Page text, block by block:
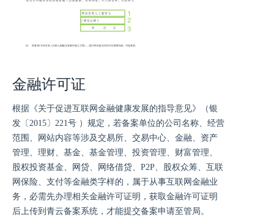
金融许可证
根据《关于促进互联网金融健康发展的指导意见》（银
发〔2015〕221号 ）规定，若备案单位的公司名称、经营
范围、网站内容等涉及交易所、交易中心、金融、资产
管理、理财、基金、基金管理、投资管理、财富管理、
股权投资基金、网贷、网络借贷、P2P、股权众筹、互联
网保险、支付等金融类字样的，属于从事互联网金融业
务，必需先办理相关金融许可证明，获取金融许可证明
后上传到青云备案系统，才能提交备案申请至管局。